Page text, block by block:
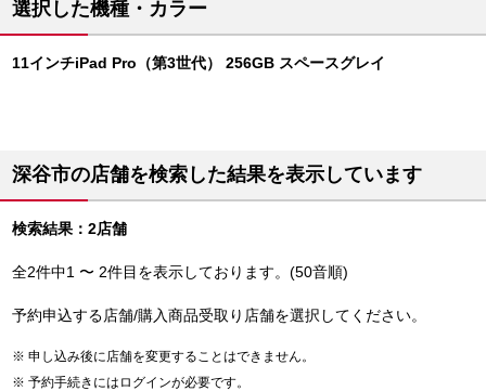
選択した機種・カラー
11インチiPad Pro（第3世代） 256GB スペースグレイ
深谷市の店舗を検索した結果を表示しています
検索結果：2店舗
全2件中1 〜 2件目を表示しております。(50音順)
予約申込する店舗/購入商品受取り店舗を選択してください。
申し込み後に店舗を変更することはできません。
予約手続きにはログインが必要です。